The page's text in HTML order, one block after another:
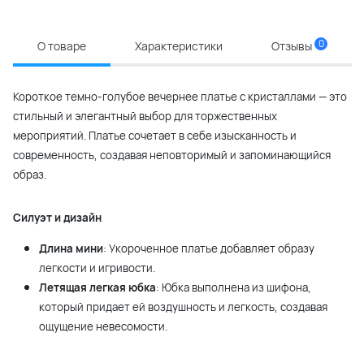
О товаре Характеристики Отзывы 0
Короткое темно-голубое вечернее платье с кристаллами — это
стильный и элегантный выбор для торжественных
мероприятий. Платье сочетает в себе изысканность и
современность, создавая неповторимый и запоминающийся
образ.
Силуэт и дизайн
Длина мини: Укороченное платье добавляет образу
легкости и игривости.
Летящая легкая юбка: Юбка выполнена из шифона,
который придает ей воздушность и легкость, создавая
ощущение невесомости.